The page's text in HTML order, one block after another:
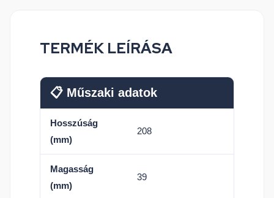
TERMÉK LEÍRÁSA
📋 Műszaki adatok
Hosszúság
(mm)
208
Magasság
(mm)
39